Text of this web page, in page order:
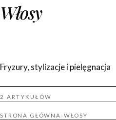
Włosy
Fryzury, stylizacje i pielęgnacja
2 ARTYKUŁÓW
STRONA GŁÓWNA › WŁOSY